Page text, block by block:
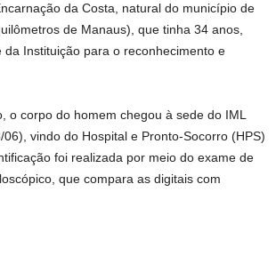
da Costa, natural do município de
de Manaus), que tinha 34 anos,
da Instituição para o reconhecimento e
o corpo do homem chegou à sede do IML
vindo do Hospital e Pronto-Socorro (HPS)
foi realizada por meio do exame de
que compara as digitais com